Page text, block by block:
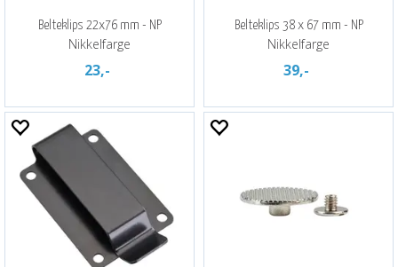
Belteklips 22x76 mm - NP
Nikkelfarge
23,-
Belteklips 38 x 67 mm - NP
Nikkelfarge
39,-